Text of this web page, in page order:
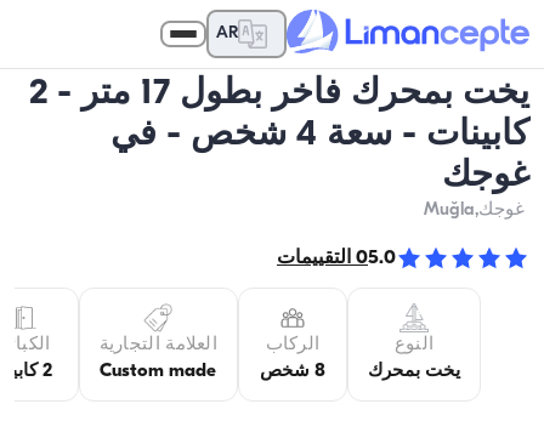
AR
يخت بمحرك فاخر بطول 17 متر - 2
كابينات - سعة 4 شخص - في
غوجك
غوجك,Muğla
5.0
0 التقييمات
النوع
يخت بمحرك
الركاب
8 شخص
العلامة التجارية
Custom made
2 كابينة